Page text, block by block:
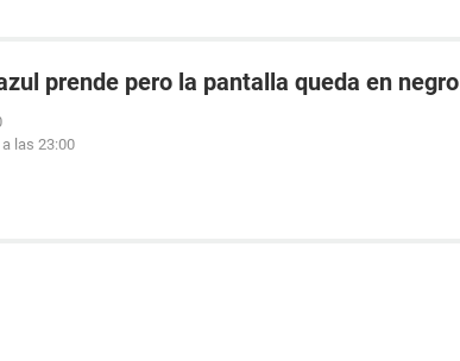
prende pero la pantalla queda en negro
las 23:00